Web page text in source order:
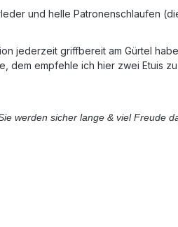
und helle Patronenschlaufen
jederzeit griffbereit am Gürtel
dem empfehle ich hier zwei Etuis
werden sicher lange & viel Freude